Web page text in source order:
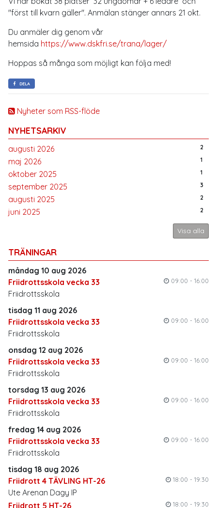
Nyheter som RSS-flöde
NYHETSARKIV
augusti 2026 2
maj 2026 1
oktober 2025 1
september 2025 3
augusti 2025 2
juni 2025 2
Visa alla
TRÄNINGAR
måndag 10 aug 2026
Friidrottsskola vecka 33
09:00 - 16:00
Friidrottsskola
tisdag 11 aug 2026
Friidrottsskola vecka 33
09:00 - 16:00
Friidrottsskola
onsdag 12 aug 2026
Friidrottsskola vecka 33
09:00 - 16:00
Friidrottsskola
torsdag 13 aug 2026
Friidrottsskola vecka 33
09:00 - 16:00
Friidrottsskola
fredag 14 aug 2026
Friidrottsskola vecka 33
09:00 - 16:00
Friidrottsskola
tisdag 18 aug 2026
Friidrott 4 TÄVLING HT-26
18:00 - 19:30
Ute Arenan Dagy IP
Friidrott 5 HT-26
18:00 - 19:30
"först till kvarn gäller". Anmälan stänger annars 21 okt.
Du anmäler dig genom vår
hemsida https://www.dskfri.se/trana/lager/
Hoppas så många som möjligt kan följa med!
DELA